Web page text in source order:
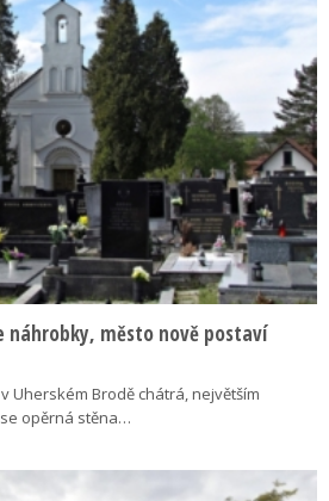
náhrobky, město nově postaví
Uherském Brodě chátrá, největším
opěrná stěna…